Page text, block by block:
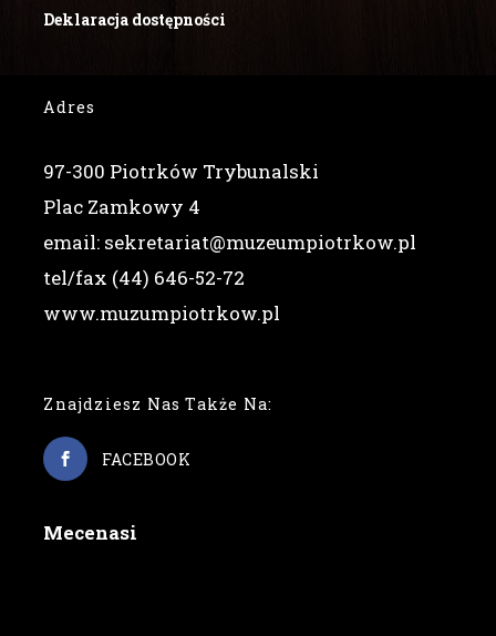
Deklaracja dostępności
Adres
97-300 Piotrków Trybunalski
Plac Zamkowy 4
email: sekretariat@muzeumpiotrkow.pl
tel/fax (44) 646-52-72
www.muzumpiotrkow.pl
Znajdziesz Nas Także Na:
FACEBOOK
Mecenasi